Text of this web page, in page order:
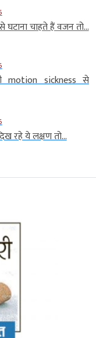
चाहते हैं वजन तो...
sickness से
रहे ये लक्षण तो...